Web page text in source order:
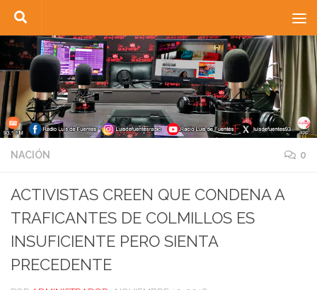
Saltar al contenido
NACIÓN 0
ACTIVISTAS CREEN QUE CONDENA A
TRAFICANTES DE COLMILLOS ES
INSUFICIENTE PERO SIENTA
PRECEDENTE